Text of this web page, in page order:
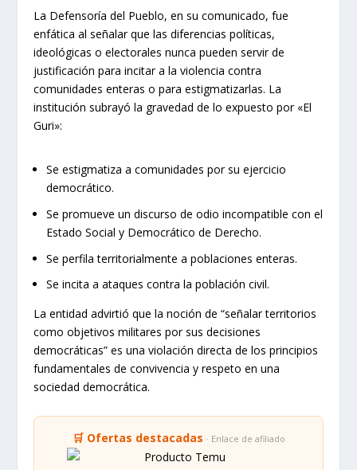
La Defensoría del Pueblo, en su comunicado, fue
enfática al señalar que las diferencias políticas,
ideológicas o electorales nunca pueden servir de
justificación para incitar a la violencia contra
comunidades enteras o para estigmatizarlas. La
institución subrayó la gravedad de lo expuesto por «El
Guri»:
Se estigmatiza a comunidades por su ejercicio
democrático.
Se promueve un discurso de odio incompatible con el
Estado Social y Democrático de Derecho.
Se perfila territorialmente a poblaciones enteras.
Se incita a ataques contra la población civil.
La entidad advirtió que la noción de “señalar territorios
como objetivos militares por sus decisiones
democráticas” es una violación directa de los principios
fundamentales de convivencia y respeto en una
sociedad democrática.
🛒 Ofertas destacadas · Enlace de afiliado